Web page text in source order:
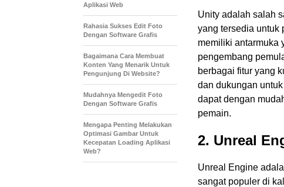
Unity adalah salah
yang tersedia untuk
memiliki antarmuka
pengembang
berbagai fitur yang
dan dukungan
dapat dengan
pemain.
2. Unreal
Unreal Engine
sangat populer di
Aplikasi Web
Rahasia Sukses Edit Foto
Dengan Software Grafis
Bagaimana Cara Membuat
Konten Yang Menarik Untuk
Pengunjung Di Website?
Mudahnya Mengedit Foto
Dengan Software Grafis
Mengapa Penting Melakukan
Optimasi Gambar Untuk
Kecepatan Loading Aplikasi
Web?